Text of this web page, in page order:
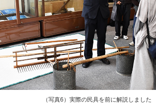
（写真6）実際の民具を前に解説しました